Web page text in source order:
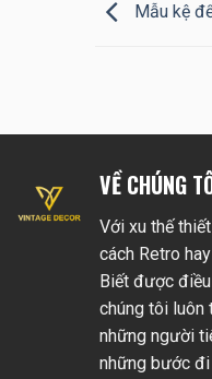
Mẫu kệ
VỀ CHÚNG
Với xu thế
cách Retro
Biết được
chúng tôi luôn
những người
những bước